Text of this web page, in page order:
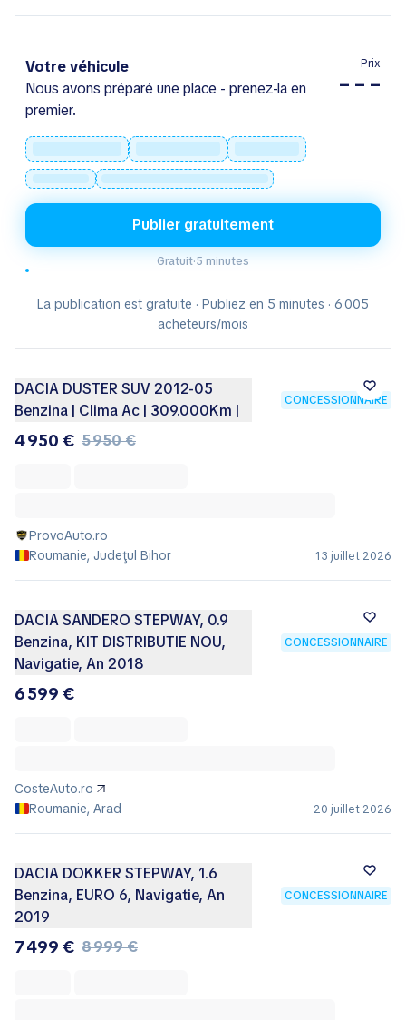
Votre véhicule
Nous avons préparé une place - prenez-la en
premier.
Prix
– – –
Publier gratuitement
Gratuit·5 minutes
La publication est gratuite · Publiez en 5 minutes · 6 005
acheteurs/mois
DACIA DUSTER SUV 2012-05
Benzina | Clima Ac | 309.000Km |
CONCESSIONNAIRE
4 950 € 5 950 €
ProvoAuto.ro
Roumanie, Judeţul Bihor
13 juillet 2026
DACIA SANDERO STEPWAY, 0.9
Benzina, KIT DISTRIBUTIE NOU,
Navigatie, An 2018
CONCESSIONNAIRE
6 599 €
CosteAuto.ro
Roumanie, Arad
20 juillet 2026
DACIA DOKKER STEPWAY, 1.6
Benzina, EURO 6, Navigatie, An
2019
CONCESSIONNAIRE
7 499 € 8 999 €